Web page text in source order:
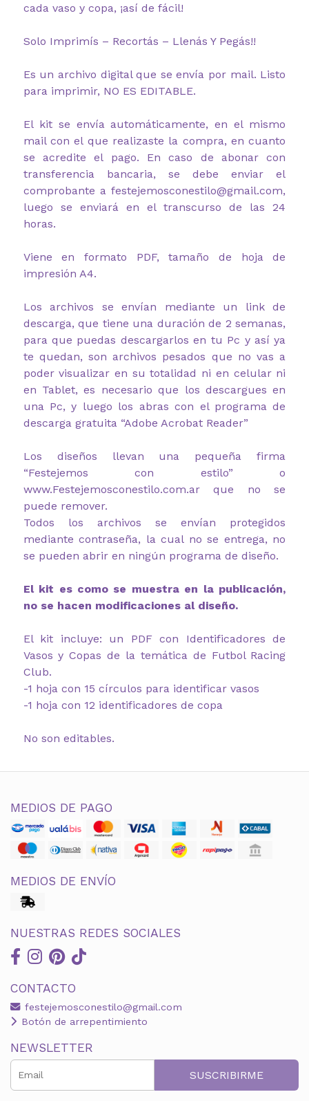
cada vaso y copa, ¡así de fácil!
Solo Imprimís – Recortás – Llenás Y Pegás!!
Es un archivo digital que se envía por mail. Listo
para imprimir, NO ES EDITABLE.
El kit se envía automáticamente, en el mismo
mail con el que realizaste la compra, en cuanto
se acredite el pago. En caso de abonar con
transferencia bancaria, se debe enviar el
comprobante a festejemosconestilo@gmail.com,
luego se enviará en el transcurso de las 24
horas.
Viene en formato PDF, tamaño de hoja de
impresión A4.
Los archivos se envían mediante un link de
descarga, que tiene una duración de 2 semanas,
para que puedas descargarlos en tu Pc y así ya
te quedan, son archivos pesados que no vas a
poder visualizar en su totalidad ni en celular ni
en Tablet, es necesario que los descargues en
una Pc, y luego los abras con el programa de
descarga gratuita “Adobe Acrobat Reader”
Los diseños llevan una pequeña firma
“Festejemos con estilo” o
www.Festejemosconestilo.com.ar que no se
puede remover.
Todos los archivos se envían protegidos
mediante contraseña, la cual no se entrega, no
se pueden abrir en ningún programa de diseño.
El kit es como se muestra en la publicación,
no se hacen modificaciones al diseño.
El kit incluye: un PDF con Identificadores de
Vasos y Copas de la temática de Futbol Racing
Club.
-1 hoja con 15 círculos para identificar vasos
-1 hoja con 12 identificadores de copa
No son editables.
MEDIOS DE PAGO
MEDIOS DE ENVÍO
NUESTRAS REDES SOCIALES
CONTACTO
festejemosconestilo@gmail.com
Botón de arrepentimiento
NEWSLETTER
SUSCRIBIRME